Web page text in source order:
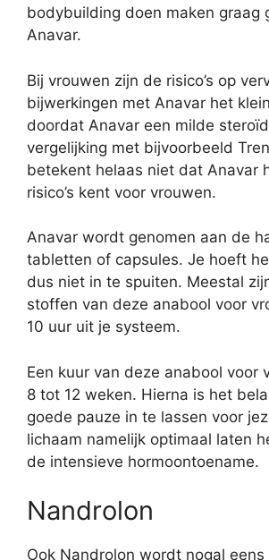
bodybuilding doen maken graag
Anavar.
Bij vrouwen zijn de risico’s op
bijwerkingen met Anavar het
doordat Anavar een milde
vergelijking met bijvoorbeeld
betekent helaas niet dat Anavar
risico’s kent voor vrouwen.
Anavar wordt genomen aan de
tabletten of capsules. Je hoeft
dus niet in te spuiten. Meestal
stoffen van deze anabool voor
10 uur uit je systeem.
Een kuur van deze anabool voor
8 tot 12 weken. Hierna is het
goede pauze in te lassen voor
lichaam namelijk optimaal laten
de intensieve hormoontoename.
Nandrolon
Ook Nandrolon wordt nogal